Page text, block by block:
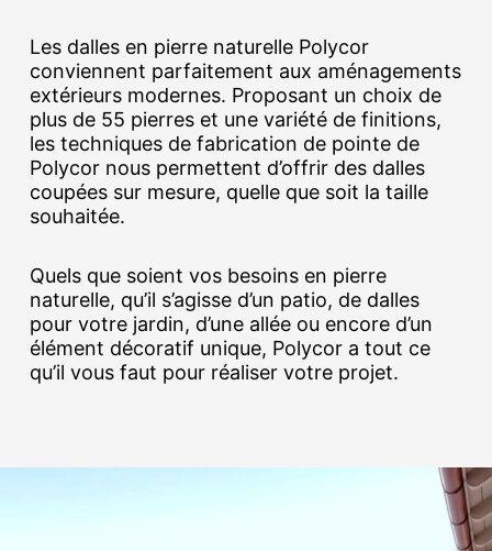
Les dalles en pierre naturelle Polycor
conviennent parfaitement aux aménagements
extérieurs modernes. Proposant un choix de
plus de 55 pierres et une variété de finitions,
les techniques de fabrication de pointe de
Polycor nous permettent d’offrir des dalles
coupées sur mesure, quelle que soit la taille
souhaitée.
Quels que soient vos besoins en pierre
naturelle, qu’il s’agisse d’un patio, de dalles
pour votre jardin, d’une allée ou encore d’un
élément décoratif unique, Polycor a tout ce
qu’il vous faut pour réaliser votre projet.